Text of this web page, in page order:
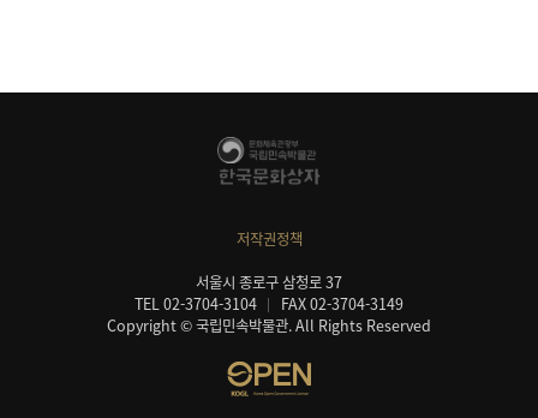
저작권정책
서울시 종로구 삼청로 37
TEL 02-3704-3104
FAX 02-3704-3149
Copyright © 국립민속박물관. All Rights Reserved